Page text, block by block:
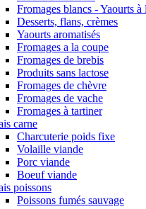
Fromages blancs - Yaourts à
Desserts, flans, crèmes
Yaourts aromatisés
Fromages a la coupe
Fromages de brebis
Produits sans lactose
Fromages de chèvre
Fromages de vache
Fromages à tartiner
carne
Charcuterie poids fixe
Volaille viande
Porc viande
Boeuf viande
poissons
Poissons fumés sauvage